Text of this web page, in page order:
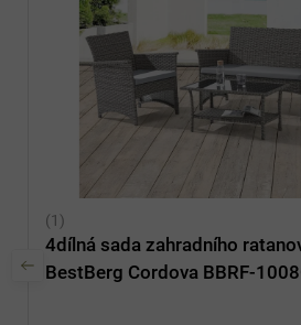
4dílná sada zahradního
BestBerg Cordova BBRF-